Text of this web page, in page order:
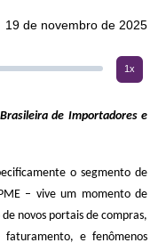
19 de novembro de 2025
1x
de Importadores e
o segmento de
– vive um momento de
novos portais de compras,
e fenômenos